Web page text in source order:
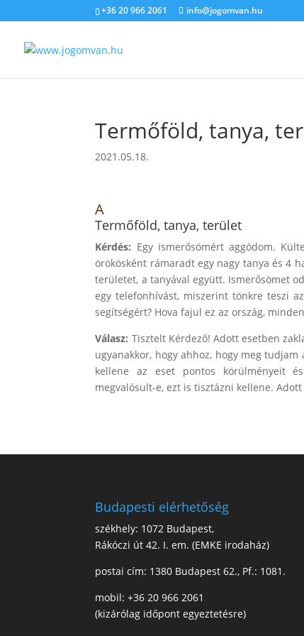
+36 20 966 2061 info@jogomvan.hu
Termőföld, tanya,
2021.05.18.
A
Termőföld, tanya, terület
Kérdés: Egy ismerősömért aggódom.
örökösként rámaradt egy nagy tanya és 4
területet, a tanyával együtt. Ismerősömet
egy telefonhívást, miszerint tönkre teszi
segítségért? Hova fajul ez az ország,
Válasz: Tisztelt Kérdező! Adott esetben
ugyanakkor, hogy ahhoz, hogy meg
kellene az eset pontos körülményeit
megvalósult-e, ezt is tisztázni kellene.
Budapesti elérhetőség
székhely: 1072 Budapest,
Rákóczi út 42. I. em. (EMKE irodaház)
postai cím: 1380 Budapest 62., Pf.: 1081.
mobil: +36 20 966 2061
(kizárólag időpont egyeztetésre)